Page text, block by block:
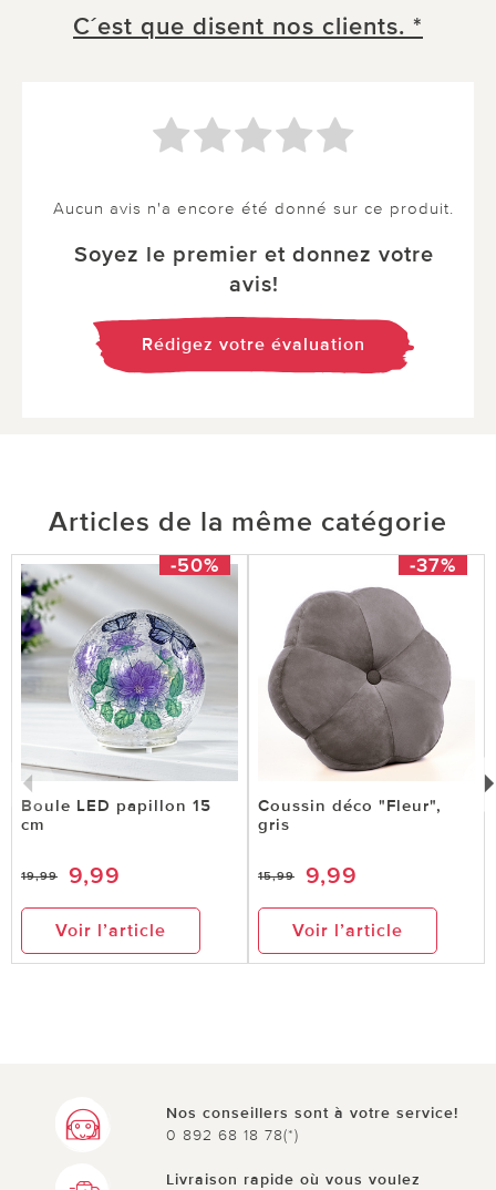
C´est que disent nos clients. *
Aucun avis n'a encore été donné sur ce produit.
Soyez le premier et donnez votre
avis!
Rédigez votre évaluation
Articles de la même catégorie
-50%
Boule LED papillon 15
cm
19,99 9,99
Voir l’article
-37%
Coussin déco "Fleur",
gris
15,99 9,99
Voir l’article
Nos conseillers sont à votre service!
0 892 68 18 78(*)
Livraison rapide où vous voulez